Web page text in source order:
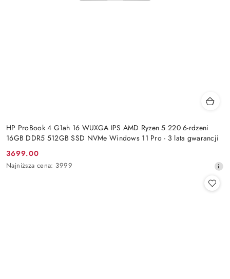
HP ProBook 4 G1ah 16 WUXGA IPS AMD Ryzen 5 220 6-rdzeni
16GB DDR5 512GB SSD NVMe Windows 11 Pro - 3 lata gwarancji
Cena
promocyjna:
3699.00
Najniższa
Najniższa cena: 3999